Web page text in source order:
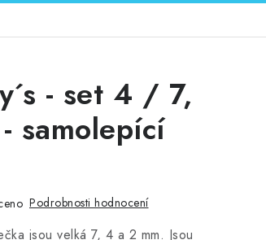
- set 4 / 7,
samolepící
Podrobnosti hodnocení
jsou velká 7, 4 a 2 mm. Jsou